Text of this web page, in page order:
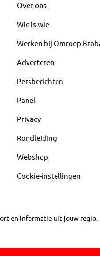
Over ons
Wie is wie
Werken bij Omroep
Adverteren
Persberichten
Panel
Privacy
Rondleiding
Webshop
Cookie-instellingen
en informatie uit jouw regio.